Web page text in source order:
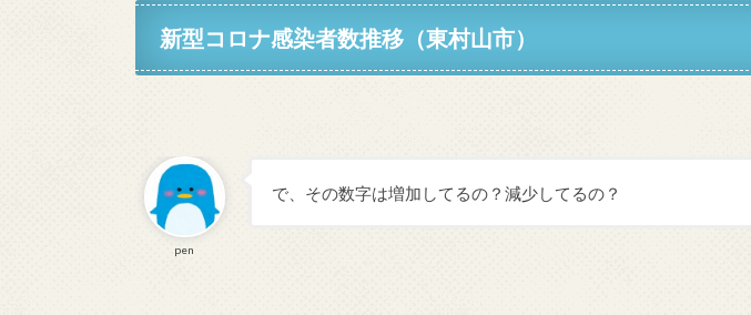
新型コロナ感染者数推移（東村山市）
pen
で、その数字は増加してるの？減少してるの？